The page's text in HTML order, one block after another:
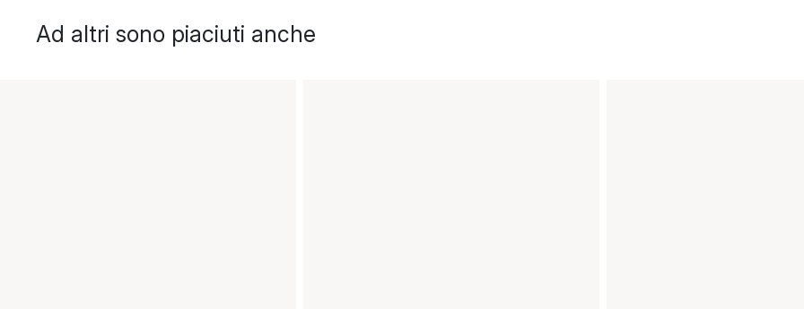
Ad altri sono piaciuti anche